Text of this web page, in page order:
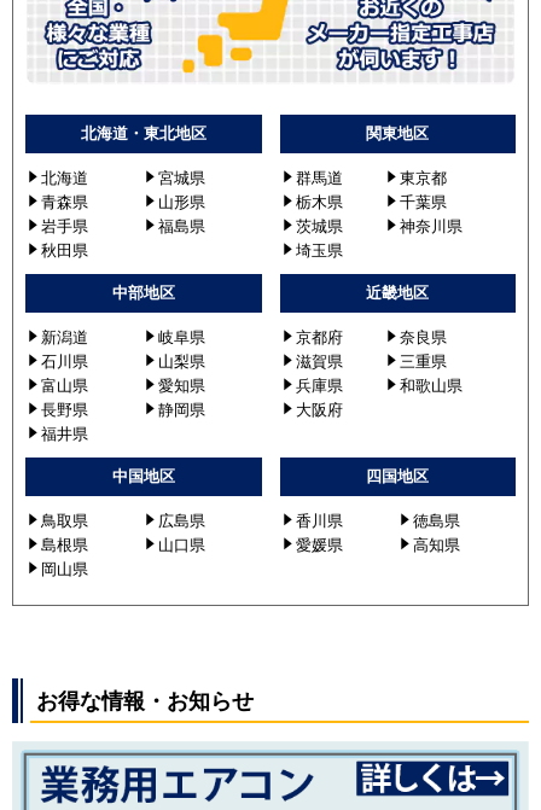
北海道・東北地区
北海道
宮城県
青森県
山形県
岩手県
福島県
秋田県
関東地区
群馬道
東京都
栃木県
千葉県
茨城県
神奈川県
埼玉県
中部地区
新潟道
岐阜県
石川県
山梨県
富山県
愛知県
長野県
静岡県
福井県
近畿地区
京都府
奈良県
滋賀県
三重県
兵庫県
和歌山県
大阪府
中国地区
鳥取県
広島県
島根県
山口県
岡山県
四国地区
香川県
徳島県
愛媛県
高知県
お得な情報・お知らせ